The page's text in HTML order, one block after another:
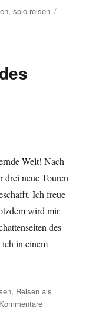
,solo reisen
Welt! Nach
drei neue Touren
Ich freue
wird mir
des
in einem
, Reisen als